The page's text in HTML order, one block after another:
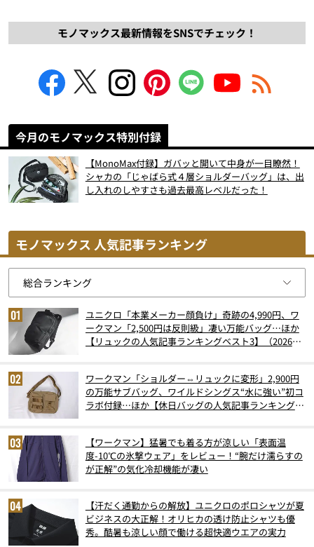
モノマックス最新情報をSNSでチェック！
今月のモノマックス特別付録
【MonoMax付録】ガバッと開いて中身が一目瞭然！
シャカの「じゃばら式４層ショルダーバッグ」は、出
し入れのしやすさも過去最高レベルだった！
モノマックス 人気記事ランキング
ユニクロ「本業メーカー顔負け」奇跡の4,990円、ワ
ークマン「2,500円は反則級」凄い万能バッグ…ほか
【リュックの人気記事ランキングベスト3】（2026年
ワークマン「ショルダー⇔リュックに変形」2,900円
の万能サブバッグ、ワイルドシングス“水に強い”初コ
ラボ付録…ほか【休日バッグの人気記事ランキングベ
【ワークマン】猛暑でも着る方が涼しい「表面温
度-10℃の氷撃ウェア」をレビュー！“腕だけ濡らすの
が正解”の気化冷却機能が凄い
【汗だく通勤からの解放】ユニクロのポロシャツが夏
ビジネスの大正解！オリヒカの透け防止シャツも優
秀。酷暑も涼しい顔で働ける超快適ウエアの実力